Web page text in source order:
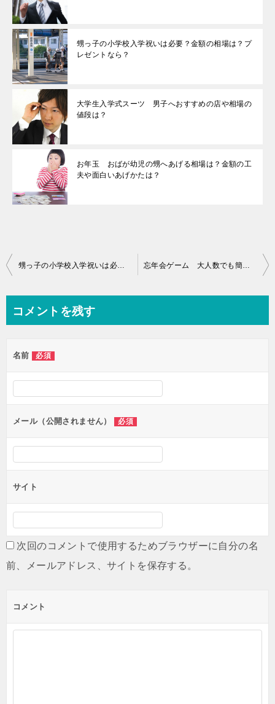
甥っ子の小学校入学祝いは必要？金額の相場は？プ
レゼントなら？
大学生入学式スーツ 男子へおすすめの店や相場の
値段は？
お年玉 おばが幼児の甥へあげる相場は？金額の工
夫や面白いあげかたは？
投
ビ
ー
シ
ョ
ン
甥っ子の小学校入学祝いは必要？金額の相場は？プレゼントなら？ 忘年会ゲーム 大人数でも簡単なものは？
コメントを残す
名前 必須
メール（公開されません） 必須
サイト
次回のコメントで使用するためブラウザーに自分の名
前、メールアドレス、サイトを保存する。
コメント